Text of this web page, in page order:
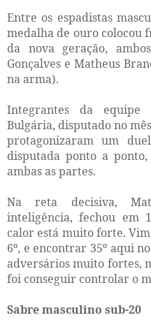
Entre os espadistas
medalha de ouro colocou
da nova geração,
Gonçalves e Matheus
na arma).
Integrantes da
Bulgária, disputado no
protagonizaram um
disputada ponto a
ambas as partes.
Na reta decisiva,
inteligência, fechou em
calor está muito forte.
6º, e encontrar 35º aqui
adversários muito fortes,
foi conseguir controlar o
Sabre masculino sub-20